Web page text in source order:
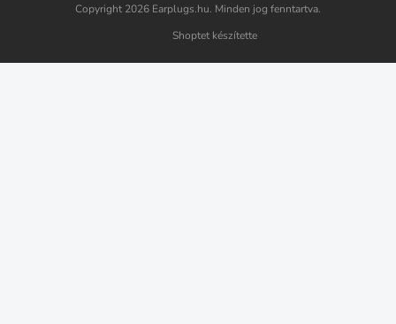
Shoptet készítette
Copyright 2026 Earplugs.hu. Minden jog fenntartva.